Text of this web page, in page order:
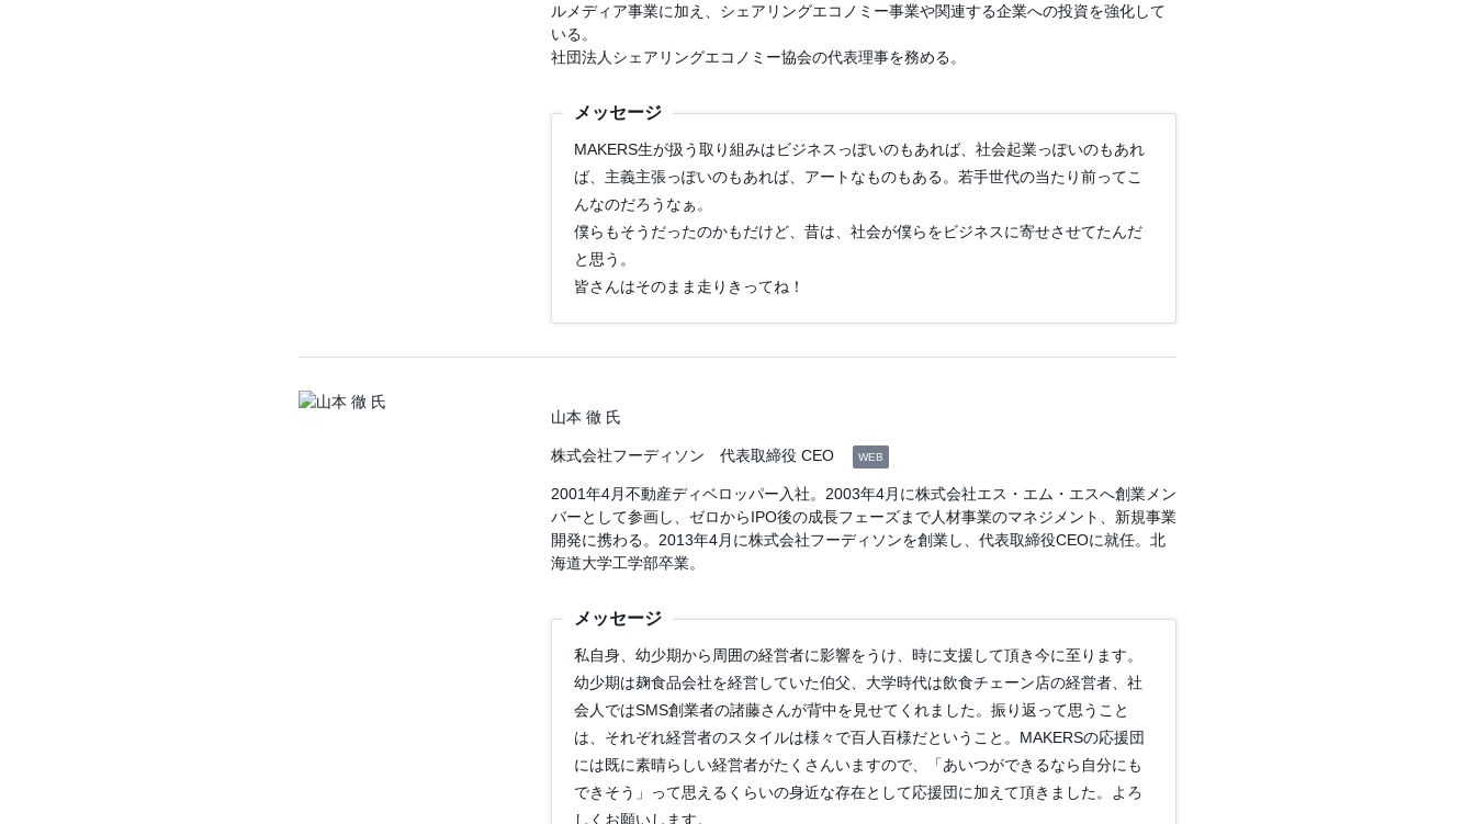
ルメディア事業に加え、シェアリングエコノミー事業や関連する企業への投資を強化して
いる。
社団法人シェアリングエコノミー協会の代表理事を務める。
メッセージ
MAKERS生が扱う取り組みはビジネスっぽいのもあれば、社会起業っぽいのもあれ
ば、主義主張っぽいのもあれば、アートなものもある。若手世代の当たり前ってこ
んなのだろうなぁ。
僕らもそうだったのかもだけど、昔は、社会が僕らをビジネスに寄せさせてたんだ
と思う。
皆さんはそのまま走りきってね！
山本 徹 氏
株式会社フーディソン 代表取締役 CEO WEB
2001年4月不動産ディベロッパー入社。2003年4月に株式会社エス・エム・エスへ創業メン
バーとして参画し、ゼロからIPO後の成長フェーズまで人材事業のマネジメント、新規事業
開発に携わる。2013年4月に株式会社フーディソンを創業し、代表取締役CEOに就任。北
海道大学工学部卒業。
メッセージ
私自身、幼少期から周囲の経営者に影響をうけ、時に支援して頂き今に至ります。
幼少期は麹食品会社を経営していた伯父、大学時代は飲食チェーン店の経営者、社
会人ではSMS創業者の諸藤さんが背中を見せてくれました。振り返って思うこと
は、それぞれ経営者のスタイルは様々で百人百様だということ。MAKERSの応援団
には既に素晴らしい経営者がたくさんいますので、「あいつができるなら自分にも
できそう」って思えるくらいの身近な存在として応援団に加えて頂きました。よろ
しくお願いします。